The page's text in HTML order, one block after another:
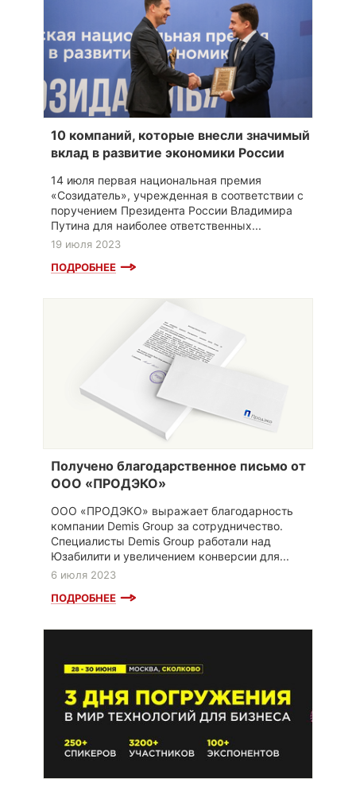
10 компаний, которые внесли значимый
вклад в развитие экономики России
14 июля первая национальная премия
«Созидатель», учрежденная в соответствии с
поручением Президента России Владимира
Путина для наиболее ответственных...
19 июля 2023
ПОДРОБНЕЕ
Получено благодарственное письмо от
ООО «ПРОДЭКО»
ООО «ПРОДЭКО» выражает благодарность
компании Demis Group за сотрудничество.
Специалисты Demis Group работали над
Юзабилити и увеличением конверсии для...
6 июля 2023
ПОДРОБНЕЕ